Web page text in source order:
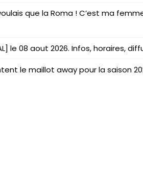
que la Roma ! C’est ma
le 08 aout 2026. Infos, horaires,
le maillot away pour la saison